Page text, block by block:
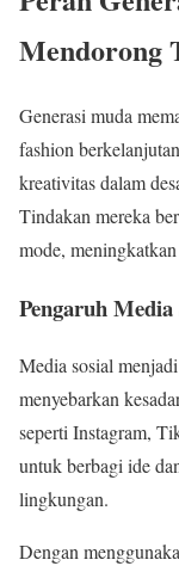
Mendorong
Generasi muda
fashion
kreativitas dalam
Tindakan mereka
mode,
Pengaruh
Media sosial
menyebarkan
seperti Instagram,
untuk berbagi ide
lingkungan.
Dengan